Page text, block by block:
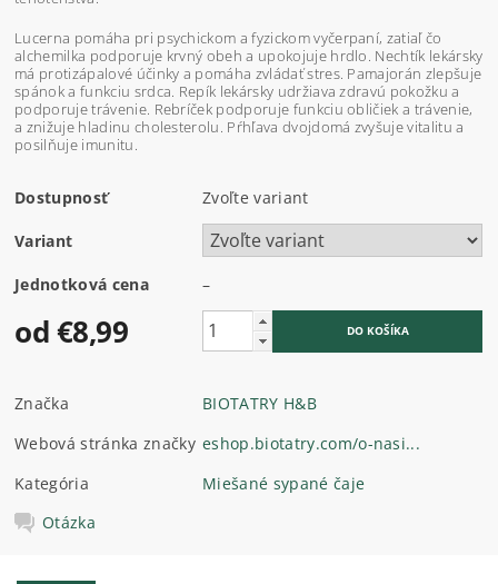
Lucerna pomáha pri psychickom a fyzickom vyčerpaní, zatiaľ čo
alchemilka podporuje krvný obeh a upokojuje hrdlo. Nechtík lekársky
má protizápalové účinky a pomáha zvládať stres. Pamajorán zlepšuje
spánok a funkciu srdca. Repík lekársky udržiava zdravú pokožku a
podporuje trávenie. Rebríček podporuje funkciu obličiek a trávenie,
a znižuje hladinu cholesterolu. Pŕhľava dvojdomá zvyšuje vitalitu a
posilňuje imunitu.
Dostupnosť Zvoľte variant
Variant
Jednotková cena –
od €8,99
Značka
BIOTATRY H&B
Webová stránka značky eshop.biotatry.com/o-nasi...
Kategória
Miešané sypané čaje
Otázka